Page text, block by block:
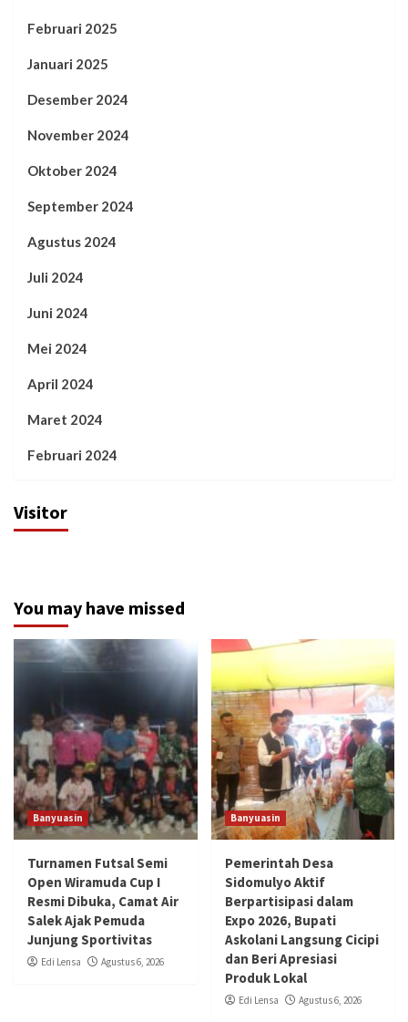
Februari 2025
Januari 2025
Desember 2024
November 2024
Oktober 2024
September 2024
Agustus 2024
Juli 2024
Juni 2024
Mei 2024
April 2024
Maret 2024
Februari 2024
Visitor
You may have missed
Banyuasin
Turnamen Futsal Semi
Open Wiramuda Cup I
Resmi Dibuka, Camat Air
Salek Ajak Pemuda
Junjung Sportivitas
Edi Lensa Agustus 6, 2026
Banyuasin
Pemerintah Desa
Sidomulyo Aktif
Berpartisipasi dalam
Expo 2026, Bupati
Askolani Langsung Cicipi
dan Beri Apresiasi
Produk Lokal
Edi Lensa Agustus 6, 2026